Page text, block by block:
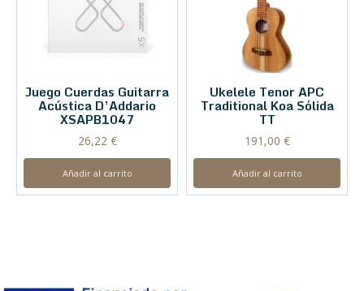
Juego Cuerdas Guitarra
Acústica D’Addario
XSAPB1047
26,22 €
Añadir al carrito
Ukelele Tenor APC
Traditional Koa Sólida
TT
191,00 €
Añadir al carrito